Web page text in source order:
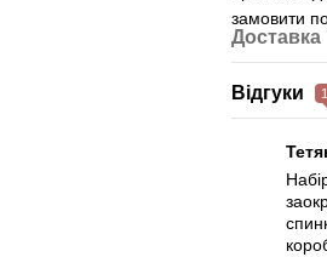
замовити
Доставка
Відгуки 1